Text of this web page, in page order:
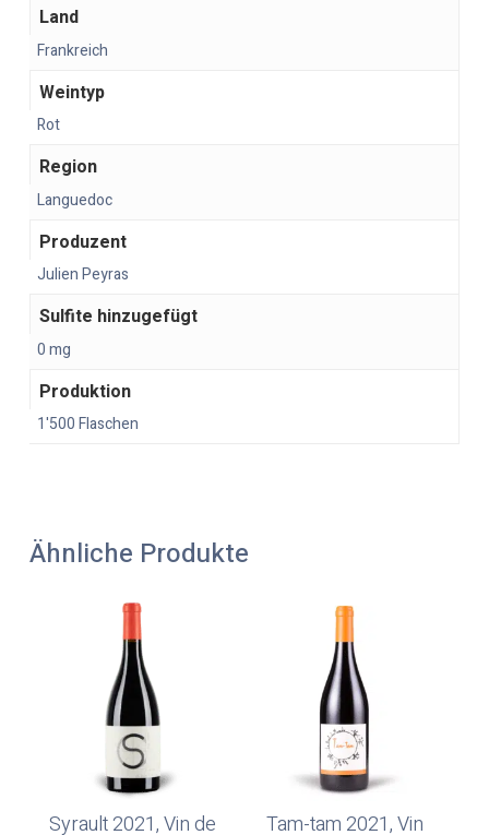
Land
Frankreich
Weintyp
Rot
Region
Languedoc
Produzent
Julien Peyras
Sulfite hinzugefügt
0 mg
Produktion
1'500 Flaschen
Ähnliche Produkte
In Den Warenkorb
Syrault 2021, Vin de In Den Warenkorb
Tam-tam 2021, Vin